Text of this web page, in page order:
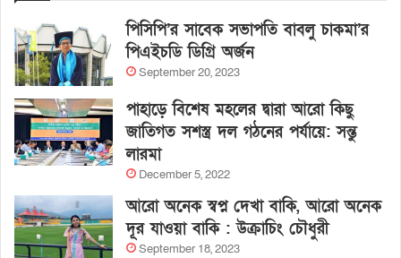
পিসিপি’র সাবেক সভাপতি বাবলু চাকমা’র
পিএইচডি ডিগ্রি অর্জন
September 20, 2023
পাহাড়ে বিশেষ মহলের দ্বারা আরো কিছু
জাতিগত সশস্ত্র দল গঠনের পর্যায়ে: সন্তু
লারমা
December 5, 2022
আরো অনেক স্বপ্ন দেখা বাকি, আরো অনেক
দূর যাওয়া বাকি : উক্রাচিং চৌধুরী
September 18, 2023